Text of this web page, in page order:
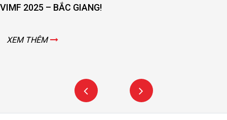
VIMF 2025 – BẮC GIANG!
XEM THÊM